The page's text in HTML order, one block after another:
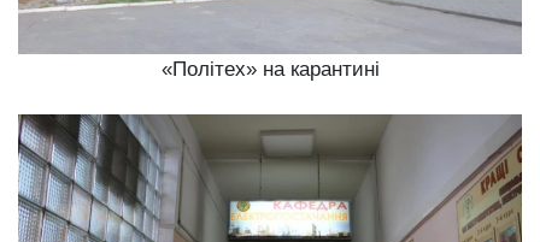
«Політех» на карантині